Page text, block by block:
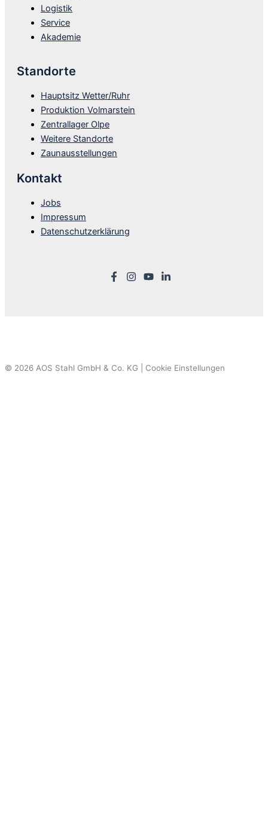
Logistik
Service
Akademie
Standorte
Hauptsitz Wetter/Ruhr
Produktion Volmarstein
Zentrallager Olpe
Weitere Standorte
Zaunausstellungen
Kontakt
Jobs
Impressum
Datenschutzerklärung
© 2026 AOS Stahl GmbH & Co. KG | Cookie Einstellungen